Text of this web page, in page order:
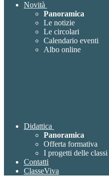
Novità
Panoramica
Le notizie
Le circolari
Calendario eventi
Albo online
Didattica
Panoramica
Offerta formativa
I progetti delle classi
Contatti
ClasseViva